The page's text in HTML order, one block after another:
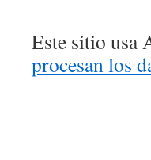
Este sitio usa
procesan los